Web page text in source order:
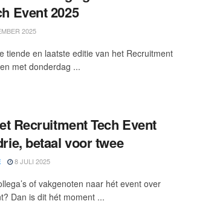
Event 2025
2025
tiende en laatste editie van het Recruitment
met donderdag ...
Recruitment Tech Event
betaal voor twee
8 JULI 2025
of vakgenoten naar hét event over
Dan is dit hét moment ...